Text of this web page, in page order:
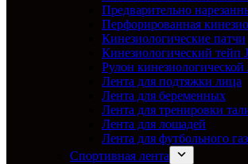
Предварительно
Перфорированная
Кинезиологические патчи
Кинезиологический тейп
Рулон
Лента для подтяжки лица
Лента для беременных
Лента для тренировки
Лента для лошадей
Лента для футбольного
Спортивная лента